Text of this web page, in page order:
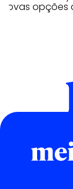
opções